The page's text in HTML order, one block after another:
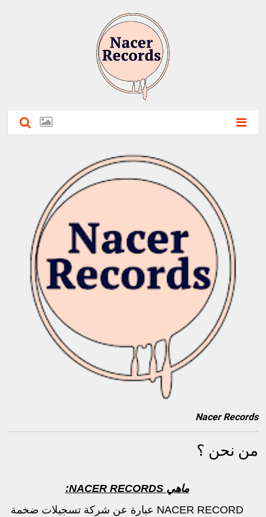
Nacer Records
من نحن ؟
ماهيNACER RECORDS:
NACER RECORD عبارة عن شركة تسجيلات ضخمة